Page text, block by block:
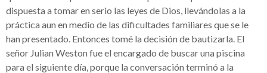
dispuesta a tomar en serio las leyes de Dios, llevándolas a la
práctica aun en medio de las dificultades familiares que se le
han presentado. Entonces tomé la decisión de bautizarla. El
señor Julian Weston fue el encargado de buscar una piscina
para el siguiente día, porque la conversación terminó a la